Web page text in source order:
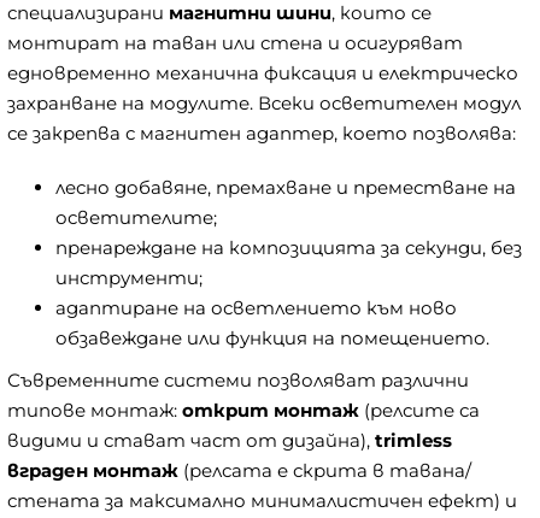
специализирани магнитни шини, които се
монтират на таван или стена и осигуряват
едновременно механична фиксация и електрическо
захранване на модулите. Всеки осветителен модул
се закрепва с магнитен адаптер, което позволява:
лесно добавяне, премахване и преместване на
осветителите;
пренареждане на композицията за секунди, без
инструменти;
адаптиране на осветлението към ново
обзавеждане или функция на помещението.
Съвременните системи позволяват различни
типове монтаж: открит монтаж (релсите са
видими и стават част от дизайна), trimless
вграден монтаж (релсата е скрита в тавана/
стената за максимално минималистичен ефект) и